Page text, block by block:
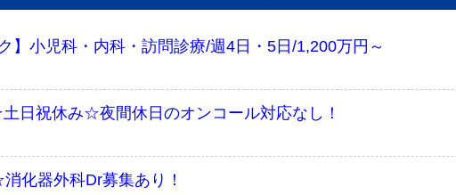
】小児科・内科・訪問診療/週4日・5日/1,200万円～
日祝休み☆夜間休日のオンコール対応なし！
化器外科Dr募集あり！